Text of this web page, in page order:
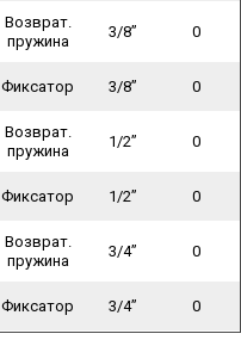
Возврат.
пружина
3/8” 0
Фиксатор 3/8” 0
Возврат.
пружина
1/2” 0
Фиксатор 1/2” 0
Возврат.
пружина
3/4” 0
Фиксатор 3/4” 0